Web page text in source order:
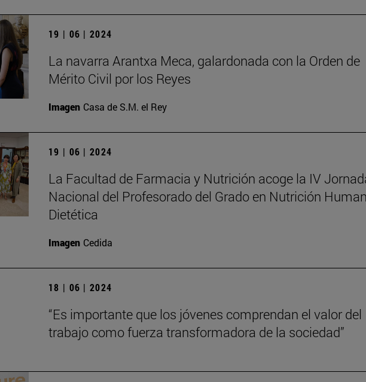
19 | 06 | 2024
La navarra Arantxa Meca, galardonada con la Orden de
Mérito Civil por los Reyes
Imagen Casa de S.M. el Rey
19 | 06 | 2024
La Facultad de Farmacia y Nutrición acoge la IV
Nacional del Profesorado del Grado en Nutrición
Dietética
Imagen Cedida
18 | 06 | 2024
“Es importante que los jóvenes comprendan el valor del
trabajo como fuerza transformadora de la sociedad”